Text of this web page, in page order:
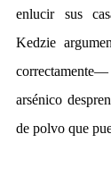
enlucir sus
Kedzie
arsénico
de polvo que